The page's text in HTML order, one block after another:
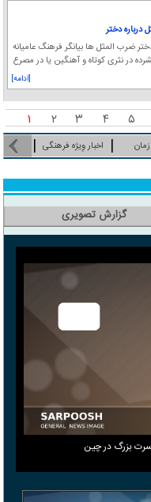
درباره دختر
ضرب المثل ها بیانگر فرهنگ عامیانه
در نثری کوتاه و آهنگین یا در مصرع
[ادامه]
۱ ۲ ۳ ۴ ۵
اخبار وِیژه فرهنگی
گزارش تصویری